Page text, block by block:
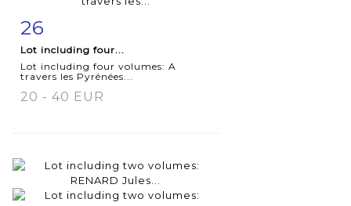
Item detail
26
Lot including four...
Lot including four volumes: A
travers les Pyrénées...
20 - 40 EUR